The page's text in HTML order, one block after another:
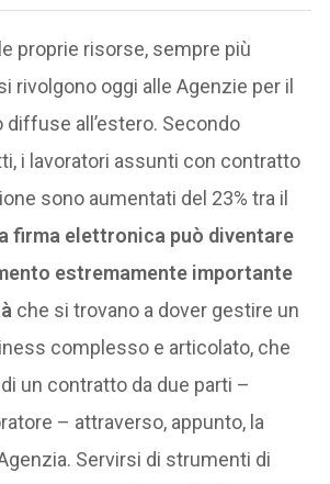
proprie risorse, sempre più
rivolgono oggi alle Agenzie per il
diffuse all’estero. Secondo
i lavoratori assunti con contratto
sono aumentati del 23% tra il
firma elettronica può diventare
estremamente importante
che si trovano a dover gestire un
complesso e articolato, che
un contratto da due parti –
– attraverso, appunto, la
Servirsi di strumenti di